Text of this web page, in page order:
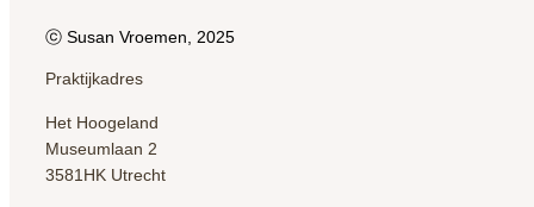
ⓒ Susan Vroemen, 2025
Praktijkadres
Het Hoogeland
Museumlaan 2
3581HK Utrecht